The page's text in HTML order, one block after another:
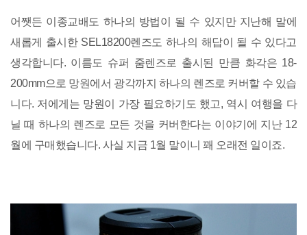
어쨋든 이종교배도 하나의 방법이 될 수 있지만 지난해 말에
새롭게 출시한 SEL18200렌즈도 하나의 해답이 될 수 있다고
생각합니다. 이름도 슈퍼 줌렌즈로 출시된 만큼 화각은 18-
200mm으로 망원에서 광각까지 하나의 렌즈로 커버할 수 있습
니다. 저에게는 망원이 가장 필요하기도 했고, 역시 여행을 다
닐 때 하나의 렌즈로 모든 것을 커버한다는 이야기에 지난 12
월에 구매했습니다. 사실 지금 1월 말이니 꽤 오래전 일이죠.